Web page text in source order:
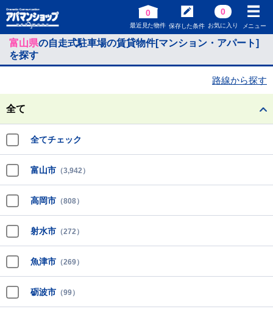
0
最近見た物件 保存した条件
0
お気に入り メニュー
富山県の自走式駐車場の賃貸物件[マンション・アパート]
を探す
路線から探す
全て
全てチェック
富山市 （3,942）
高岡市 （808）
射水市 （272）
魚津市 （269）
砺波市 （99）